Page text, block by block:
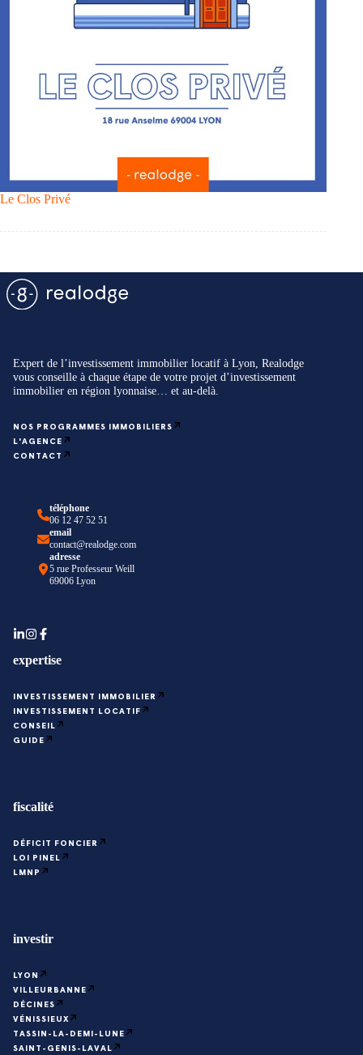
Le Clos Privé
Expert de l’investissement immobilier locatif à Lyon, Realodge
vous conseille à chaque étape de votre projet d’investissement
immobilier en région lyonnaise… et au-delà.
NOS PROGRAMMES IMMOBILIERS
L'AGENCE
CONTACT
téléphone
06 12 47 52 51
email
contact@realodge.com
adresse
5 rue Professeur Weill
69006 Lyon
expertise
INVESTISSEMENT IMMOBILIER
INVESTISSEMENT LOCATIF
CONSEIL
GUIDE
fiscalité
DÉFICIT FONCIER
LOI PINEL
LMNP
investir
LYON
VILLEURBANNE
DÉCINES
VÉNISSIEUX
TASSIN-LA-DEMI-LUNE
SAINT-GENIS-LAVAL